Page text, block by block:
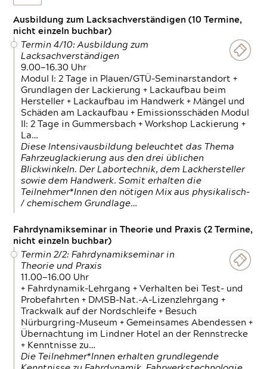
Ausbildung zum Lacksachverständigen (10 Termine,
nicht einzeln buchbar)
Termin 4/10: Ausbildung zum
Lacksachverständigen
9.00—16.30 Uhr
Modul I: 2 Tage in Plauen/GTÜ-Seminarstandort +
Grundlagen der Lackierung + Lackaufbau beim
Hersteller + Lackaufbau im Handwerk + Mängel und
Schäden am Lackaufbau + Emissionsschäden Modul
II: 2 Tage in Gummersbach + Workshop Lackierung +
La…
Diese Intensivausbildung beleuchtet das Thema
Fahrzeuglackierung aus den drei üblichen
Blickwinkeln. Der Labortechnik, dem Lackhersteller
sowie dem Handwerk. Somit erhalten die
Teilnehmer*Innen den nötigen Mix aus physikalisch-
/ chemischem Grundlage…
Fahrdynamikseminar in Theorie und Praxis (2 Termine,
nicht einzeln buchbar)
Termin 2/2: Fahrdynamikseminar in
Theorie und Praxis
11.00—16.00 Uhr
+ Fahrdynamik-Lehrgang + Verhalten bei Test- und
Probefahrten + DMSB-Nat.-A-Lizenzlehrgang +
Trackwalk auf der Nordschleife + Besuch
Nürburgring-Museum + Gemeinsames Abendessen +
Übernachtung im Lindner Hotel an der Rennstrecke
+ Kenntnisse zu…
Die Teilnehmer*Innen erhalten grundlegende